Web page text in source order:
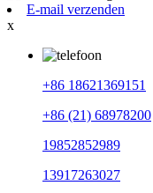
E-mail verzenden
x
+86 18621369151
+86 (21) 68978200
19852852989
13917263027